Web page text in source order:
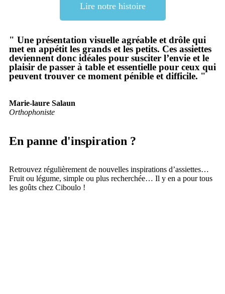
Lire notre histoire
" Une présentation visuelle agréable et drôle qui
met en appétit les grands et les petits. Ces assiettes
deviennent donc idéales pour susciter l’envie et le
plaisir de passer à table et essentielle pour ceux qui
peuvent trouver ce moment pénible et difficile. "
Marie-laure Salaun
Orthophoniste
En panne d'inspiration ?
Retrouvez régulièrement de nouvelles inspirations d’assiettes…
Fruit ou légume, simple ou plus recherchée… Il y en a pour tous
les goûts chez Ciboulo !